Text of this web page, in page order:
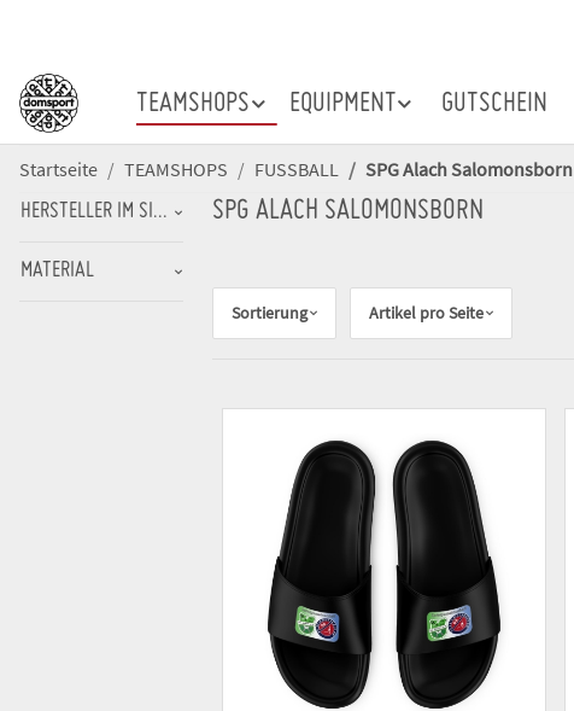
TEAMSHOPS EQUIPMENT GUTSCHEIN
Startseite TEAMSHOPS FUSSBALL SPG Alach Salomonsborn
SPG ALACH SALOMONSBORN
Sortierung Artikel pro Seite
HERSTELLER IM SINNE DER PRODUKTSICHERHEITSVERORDNUNG (GPSR)
MATERIAL